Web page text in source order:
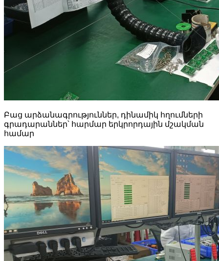
Բաց արձանագրություններ, դինամիկ հղումների
գրադարաններ՝ հարմար երկրորդային մշակման
համար